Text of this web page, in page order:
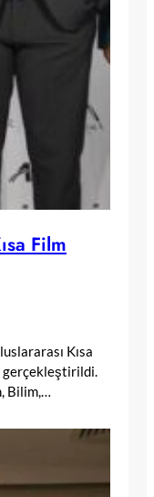
Film
Kısa
gerçekleştirildi.
Bilim,…